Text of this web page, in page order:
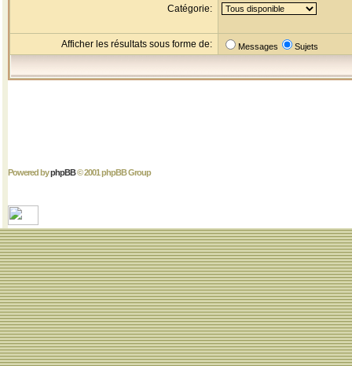
Catégorie:
Afficher les résultats sous forme de: Messages Sujets
Powered byphpBB© 2001 phpBB Group